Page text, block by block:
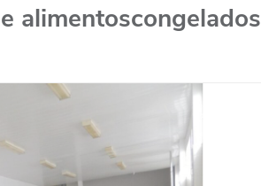
alimentoscongelados